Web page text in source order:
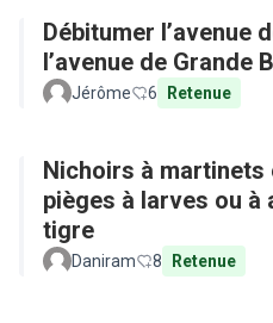
Débitumer l’avenue
l’avenue de Grande
Jérôme 6 Retenue
Nichoirs à martinets
pièges à larves ou à
tigre
Daniram 8 Retenue